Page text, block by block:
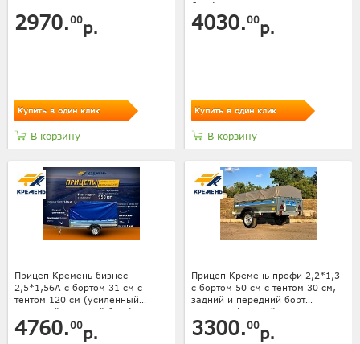
2970.00р.
Купить в один клик
В корзину
борт)
4030.00р.
Купить в один клик
В корзину
Прицеп Кремень бизнес
2,5*1,56А с бортом 31 см с
тентом 120 см (усиленный
передний и задний борт)
4760.00р.
Прицеп Кремень профи 2,2*1,3
с бортом 50 см с тентом 30 см,
задний и передний борт
усилены фанерой
3300.00р.